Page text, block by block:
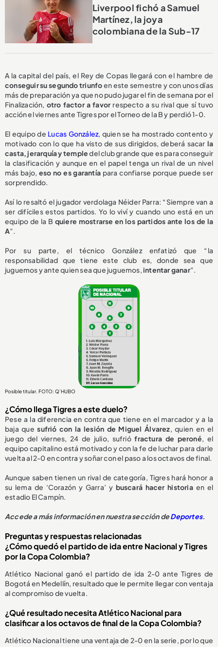
Liverpool fichó a Samuel
Martínez, la joya
colombiana de la Sub-17
A la capital del país, el Rey de Copas llegará con el hambre de
conseguir su segundo triunfoen este semestre y con unos días
más de preparación ya que no pudo jugar el fin de semana por el
Finalización, otro factor a favor respecto a su rival que sí tuvo
acción el viernes ante Tigres por el Torneo de la B y perdió 1-0.
El equipo de Lucas González, quien se ha mostrado contento y
motivado con lo que ha visto de sus dirigidos, deberá sacar la
casta, jerarquía y templedel club grande que es para conseguir
la clasificación y aunque en el papel tenga un rival de un nivel
más bajo, eso no es garantía para confiarse porque puede ser
sorprendido.
Así lo resaltó el jugador verdolaga Néider Parra: “Siempre van a
ser difíciles estos partidos. Yo lo viví y cuando uno está en un
equipo de la B quiere mostrarse en los partidos ante los de la
A”.
Por su parte, el técnico González enfatizó que “la
responsabilidad que tiene este club es, donde sea que
juguemos y ante quien sea que juguemos,intentar ganar”.
Posible titular. FOTO: Q’HUBO
¿Cómo llega Tigres a este duelo?
Pese a la diferencia en contra que tiene en el marcador y a la
baja quesufrió con la lesión de Miguel Álvarez, quien en el
juego del viernes, 24 de julio, sufriófractura de peroné, el
equipo capitalino está motivado y con la fe de luchar para darle
vuelta al 2-0 en contra y soñar con el paso a los octavos de final.
Aunque saben tienen un rival de categoría, Tigres hará honor a
su lema de ‘Corazón y Garra’ y buscará hacer historiaen el
estadio El Campín.
Accede a más información en nuestra sección deDeportes.
Preguntas y respuestas relacionadas
¿Cómo quedó el partido de ida entre Nacional y Tigres
por la Copa Colombia?
Atlético Nacional ganó el partido de ida 2-0 ante Tigres de
Bogotá en Medellín, resultado que le permite llegar con ventaja
al compromiso de vuelta.
¿Qué resultado necesita Atlético Nacional para
clasificar a los octavos de final de la Copa Colombia?
Atlético Nacional tiene una ventaja de 2-0 en la serie, por lo que